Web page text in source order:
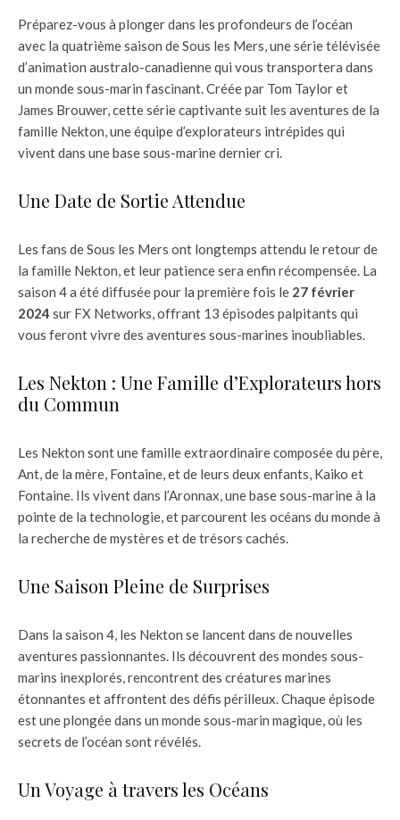
Préparez-vous à plonger dans les profondeurs de l’océan
avec la quatrième saison de Sous les Mers, une série télévisée
d’animation australo-canadienne qui vous transportera dans
un monde sous-marin fascinant. Créée par Tom Taylor et
James Brouwer, cette série captivante suit les aventures de la
famille Nekton, une équipe d’explorateurs intrépides qui
vivent dans une base sous-marine dernier cri.
Une Date de Sortie Attendue
Les fans de Sous les Mers ont longtemps attendu le retour de
la famille Nekton, et leur patience sera enfin récompensée. La
saison 4 a été diffusée pour la première fois le 27 février
2024 sur FX Networks, offrant 13 épisodes palpitants qui
vous feront vivre des aventures sous-marines inoubliables.
Les Nekton : Une Famille d’Explorateurs hors
du Commun
Les Nekton sont une famille extraordinaire composée du père,
Ant, de la mère, Fontaine, et de leurs deux enfants, Kaiko et
Fontaine. Ils vivent dans l’Aronnax, une base sous-marine à la
pointe de la technologie, et parcourent les océans du monde à
la recherche de mystères et de trésors cachés.
Une Saison Pleine de Surprises
Dans la saison 4, les Nekton se lancent dans de nouvelles
aventures passionnantes. Ils découvrent des mondes sous-
marins inexplorés, rencontrent des créatures marines
étonnantes et affrontent des défis périlleux. Chaque épisode
est une plongée dans un monde sous-marin magique, où les
secrets de l’océan sont révélés.
Un Voyage à travers les Océans